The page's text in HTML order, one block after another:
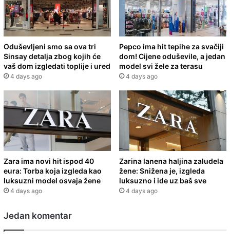
Oduševljeni smo sa ova tri
Sinsay detalja zbog kojih će
vaš dom izgledati toplije i ured
4 days ago
Pepco ima hit tepihe za svačiji
dom! Cijene oduševile, a jedan
model svi žele za terasu
4 days ago
Zara ima novi hit ispod 40
eura: Torba koja izgleda kao
luksuzni model osvaja žene
4 days ago
Zarina lanena haljina zaludela
žene: Snižena je, izgleda
luksuzno i ide uz baš sve
4 days ago
Jedan komentar